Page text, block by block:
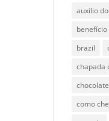
auxilio
benefício
brazil
chapada
chocolate
como